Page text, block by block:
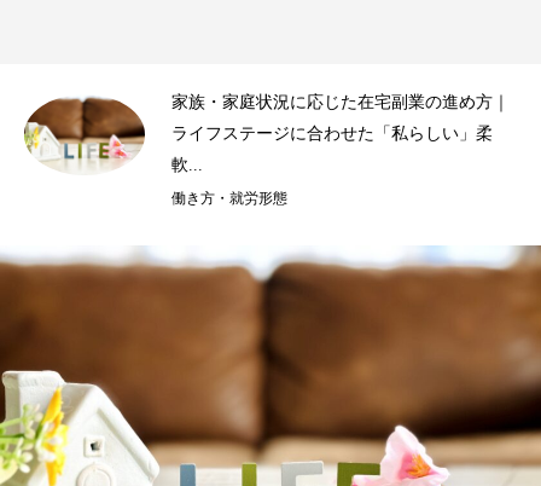
シニア世代に最適な在宅副業10選｜人生経験
を活かし、無理なく充実したセカンドライ...
働き方・就労形態